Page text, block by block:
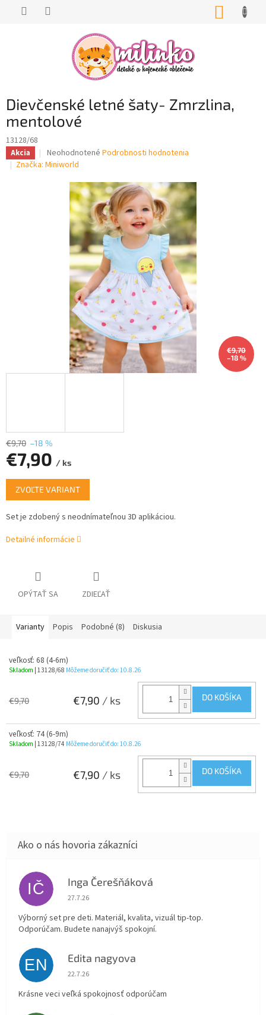
Dievčenské letné šaty- Zmrzlina,
mentolové
13128/68
Akcia
Priemerné
hodnotenie
hviezdičiek.
Neohodnotené Podrobnosti hodnotenia
Značka: Miniworld
€9,70
–18 %
€9,70 –18 %
€7,90 / ks
Jednotková
cena:
ZVOĽTE VARIANT
Set je zdobený s neodnímateľnou 3D aplikáciou.
Detailné informácie
OPÝTAŤ SA ZDIEĽAŤ
Varianty Popis Podobné (8) Diskusia
veľkosť: 68 (4-6m)
Skladom | 13128/68 Môžeme doručiť do: 10.8.26
€9,70 €7,90 / ks DO KOŠÍKA
veľkosť: 74 (6-9m)
Skladom | 13128/74 Môžeme doručiť do: 10.8.26
€9,70 €7,90 / ks DO KOŠÍKA
IČ Inga Čerešňáková
Hodnotenie obchodu je 5 z 5 hviezdičiek.
27.7.26
Výborný set pre deti. Materiál, kvalita, vizuál tip-top.
Odporúčam. Budete nanajvýš spokojní.
EN Edita nagyova
Hodnotenie obchodu je 5 z 5 hviezdičiek.
22.7.26
Krásne veci veľká spokojnosť odporúčam